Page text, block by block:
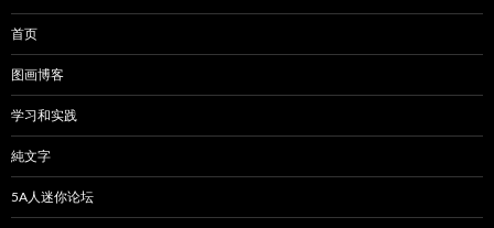
首页
图画博客
学习和实践
純文字
5A人迷你论坛